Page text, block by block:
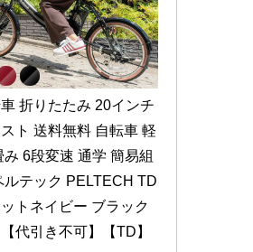
折りたたみ 20インチ
ト 送料無料 自転車 軽
み 6段変速 通学 簡易組
ルテック PELTECH TD
トネイビー ブラック
代引き不可】【TD】